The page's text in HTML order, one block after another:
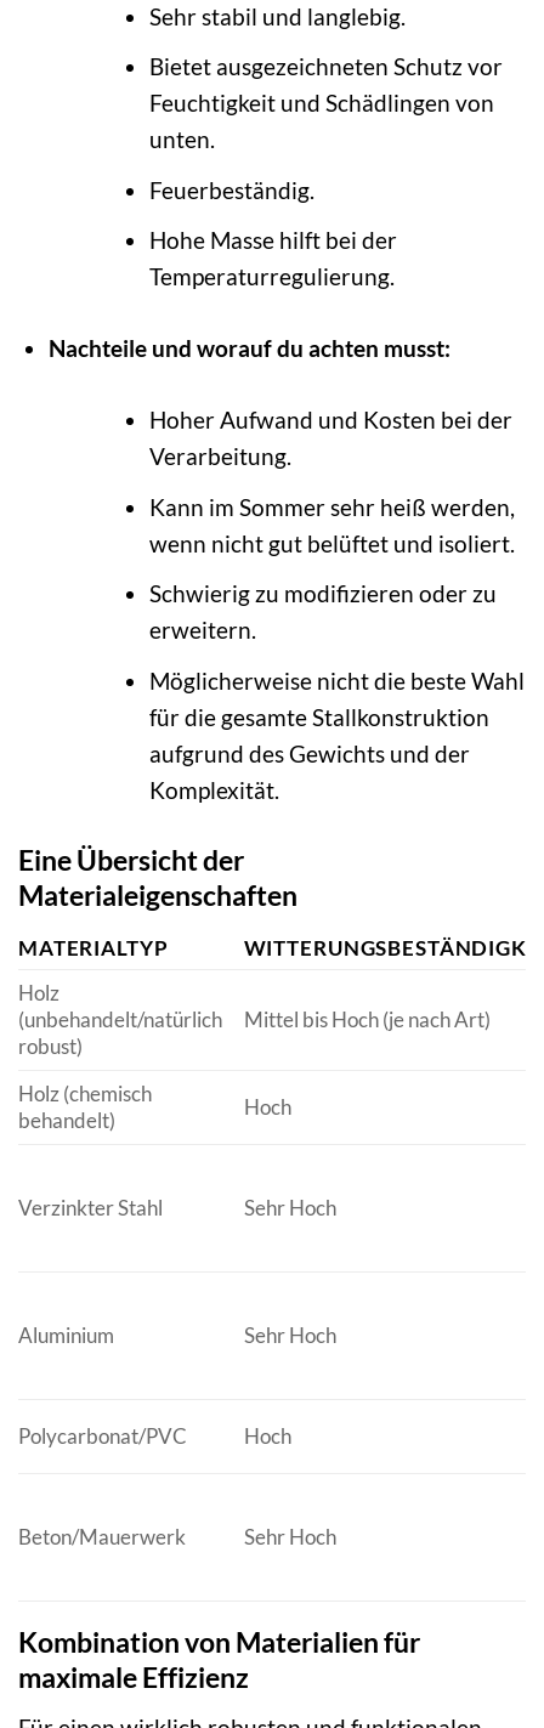
Sehr stabil und langlebig.
Bietet ausgezeichneten Schutz vor
Feuchtigkeit und Schädlingen von
unten.
Feuerbeständig.
Hohe Masse hilft bei der
Temperaturregulierung.
Nachteile und worauf du achten musst:
Hoher Aufwand und Kosten bei der
Verarbeitung.
Kann im Sommer sehr heiß werden,
wenn nicht gut belüftet und isoliert.
Schwierig zu modifizieren oder zu
erweitern.
Möglicherweise nicht die beste Wahl
für die gesamte Stallkonstruktion
aufgrund des Gewichts und der
Komplexität.
Eine Übersicht der
Materialeigenschaften
MATERIALTYP
Holz
(unbehandelt/natürlich
robust)
Mittel bis Hoch (je nach Art)
Holz (chemisch
behandelt)
Hoch
Verzinkter Stahl Sehr Hoch
Aluminium Sehr Hoch
Polycarbonat/PVC Hoch
Beton/Mauerwerk Sehr Hoch
Kombination von Materialien für
maximale Effizienz